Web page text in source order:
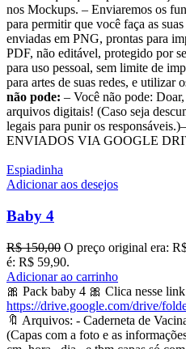
nos Mockups. – Enviaremos os
para permitir que você faça as
enviadas em PNG, prontas para
PDF, não editável, protegido por
para uso pessoal, sem limite de
para artes de suas redes, e utilizar
não pode: – Você não pode:
arquivos digitais! (Caso seja
legais para punir os
ENVIADOS VIA GOOGLE
Espiadinha
Adicionar aos desejos
Baby 4
R$150,00 O preço original era:
é: R$ 59,90.
Adicionar ao carrinho
🎀 Pack baby 4 🎀 Clica nesse
https://drive.google.com/drive/
🔖 Arquivos: - Caderneta de
(Capas com a foto e as